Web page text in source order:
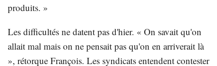
produits. »
Les difficultés ne datent pas d'hier. « On savait qu'on
allait mal mais on ne pensait pas qu'on en arriverait là
», rétorque François. Les syndicats entendent contester